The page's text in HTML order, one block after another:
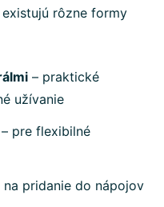
rôzne formy
– praktické
užívanie
– pre flexibilné
na pridanie do nápojov